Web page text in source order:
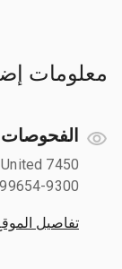
معلومات
الفحوصات
United
9300
تفاصيل